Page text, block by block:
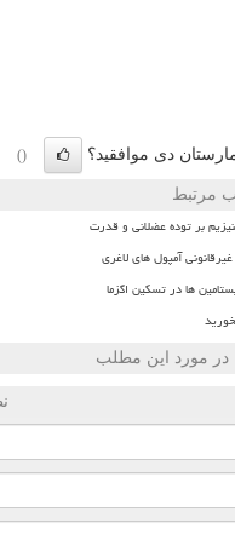
دی موافقید؟ ()
مرتبط
بر توده عضلانی و قدرت
آمپول های لاغری
ها در تسکین اگزما
در مورد این مطلب